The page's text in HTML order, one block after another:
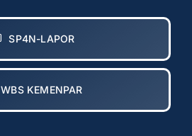
SP4N-LAPOR
WBS KEMENPAR